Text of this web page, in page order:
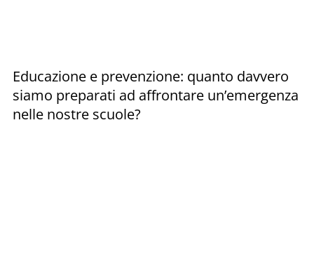
Educazione e prevenzione: quanto davvero
siamo preparati ad affrontare un’emergenza
nelle nostre scuole?